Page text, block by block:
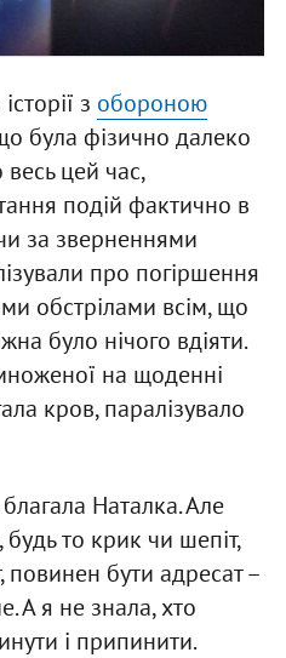
з обороною
була фізично далеко
цей час,
подій фактично в
за зверненнями
про погіршення
обстрілами всім, що
було нічого вдіяти.
на щоденні
кров, паралізувало
Наталка. Але
то крик чи шепіт,
повинен бути адресат –
А я не знала, хто
і припинити.